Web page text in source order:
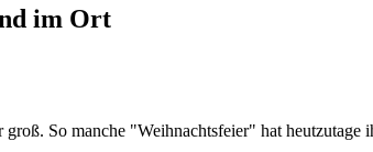
im Ort
So manche "Weihnachtsfeier" hat heutzutage